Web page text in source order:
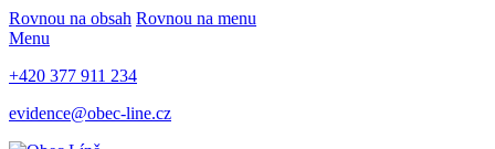
Rovnou na obsah Rovnou na menu
Menu
+420 377 911 234
evidence@obec-line.cz